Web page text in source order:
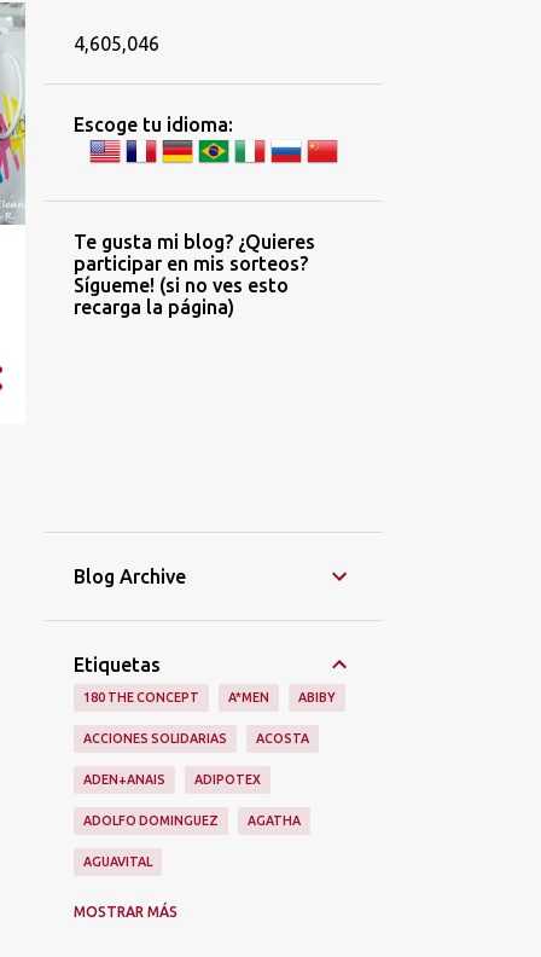
4,605,046
Escoge tu idioma:
Te gusta mi blog? ¿Quieres
participar en mis sorteos?
Sígueme! (si no ves esto
recarga la página)
Blog Archive
Etiquetas
180 THE CONCEPT A*MEN ABIBY
ACCIONES SOLIDARIAS ACOSTA
ADEN+ANAIS ADIPOTEX
ADOLFO DOMINGUEZ AGATHA
AGUAVITAL
ALAIN AFFLELOU
MOSTRAR MÁS